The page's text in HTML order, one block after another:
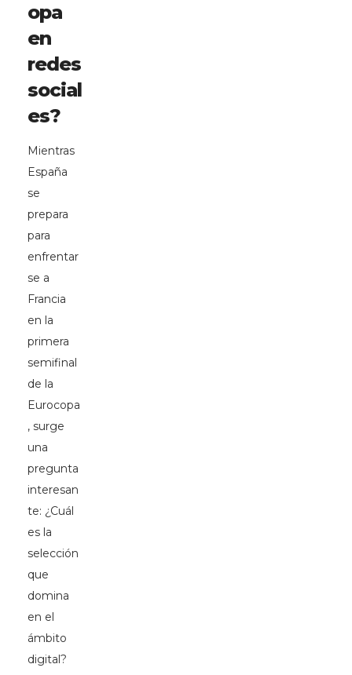
opa
en
redes
social
es?
Mientras
España
se
prepara
para
enfrentar
se a
Francia
en la
primera
semifinal
de la
Eurocopa
, surge
una
pregunta
interesan
te: ¿Cuál
es la
selección
que
domina
en el
ámbito
digital?